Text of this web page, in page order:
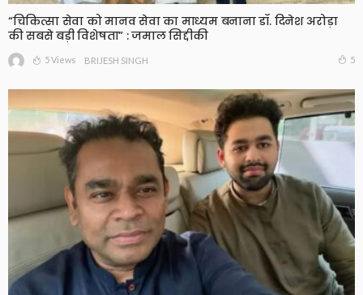
“चिकित्सा सेवा को मानव सेवा का माध्यम बनाना डॉ. दिनेश अरोड़ा
की सबसे बड़ी विशेषता” : जमाल सिद्दीकी
5 Views BRIJESH SINGH 5